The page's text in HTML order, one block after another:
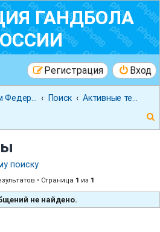
ГАНДБОЛА
Вход
Регистрация
Поиск
к
поиску
• Страница 1 из 1
не найдено.